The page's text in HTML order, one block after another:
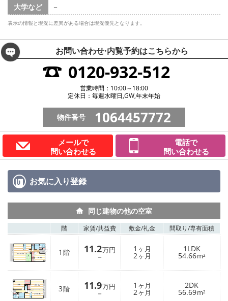
大学など
－
表示の情報と現況に差異がある場合は現況優先となります。
お問い合わせ·内覧予約はこちらから
0120-932-512
営業時間：10:00～18:00
定休日：毎週水曜日,GW,年末年始
物件番号 1064457772
メールで
問い合わせる
電話で
問い合わせる
お気に入り登録
同じ建物の他の空室
階 家賃/共益費 敷金/礼金 間取り/専有面積
1 階 11.2万円
－
1 ヶ月
2ヶ月
1LDK
54.66m²
3階 11.9万円
－
1 ヶ月
2ヶ月
2DK
56.69m²